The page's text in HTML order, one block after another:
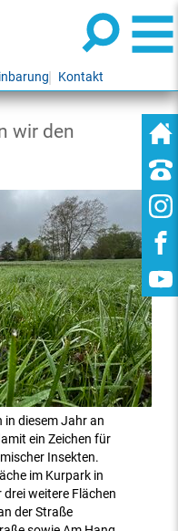
Kontakt
wir den
in diesem Jahr an
ein Zeichen für
Insekten.
im Kurpark in
weitere Flächen
der Straße